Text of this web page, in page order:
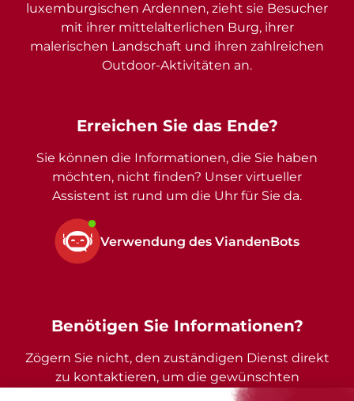
Erreichen Sie das Ende?
Sie können die Informationen, die Sie haben
möchten, nicht finden? Unser virtueller
Assistent ist rund um die Uhr für Sie da.
Verwendung des ViandenBots
luxemburgischen Ardennen, zieht sie Besucher
mit ihrer mittelalterlichen Burg, ihrer
malerischen Landschaft und ihren zahlreichen
Outdoor-Aktivitäten an.
Benötigen Sie Informationen?
Zögern Sie nicht, den zuständigen Dienst direkt
zu kontaktieren, um die gewünschten
Auskünfte zu erhalten.